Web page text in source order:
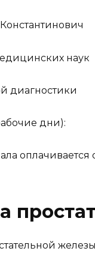
наук
диагностики
дни):
оплачивается